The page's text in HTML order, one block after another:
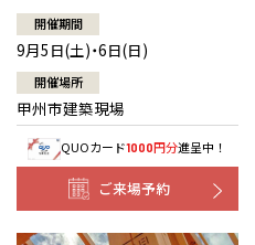
開催期間
9月5日(土)・6日(日)
開催場所
甲州市建築現場
QUOカード1000円分進呈中！
ご来場予約